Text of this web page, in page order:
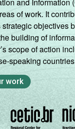
of work. It
strategic objectives
building of
scope of action
speaking
work